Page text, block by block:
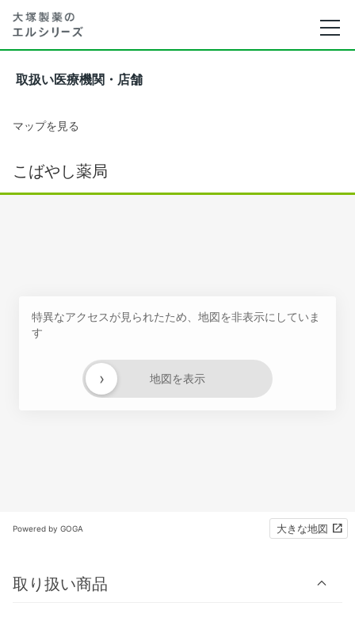
取扱い医療機関・店舗
マップを見る
こばやし薬局
特異なアクセスが見られたため、地図を非表示にしていま
す
地図を表示
›
Powered by GOGA 大きな地図
取り扱い商品